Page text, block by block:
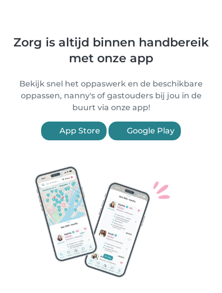
Zorg is altijd binnen handbereik
met onze app
Bekijk snel het oppaswerk en de beschikbare
oppassen, nanny's of gastouders bij jou in de
buurt via onze app!
App Store Google Play